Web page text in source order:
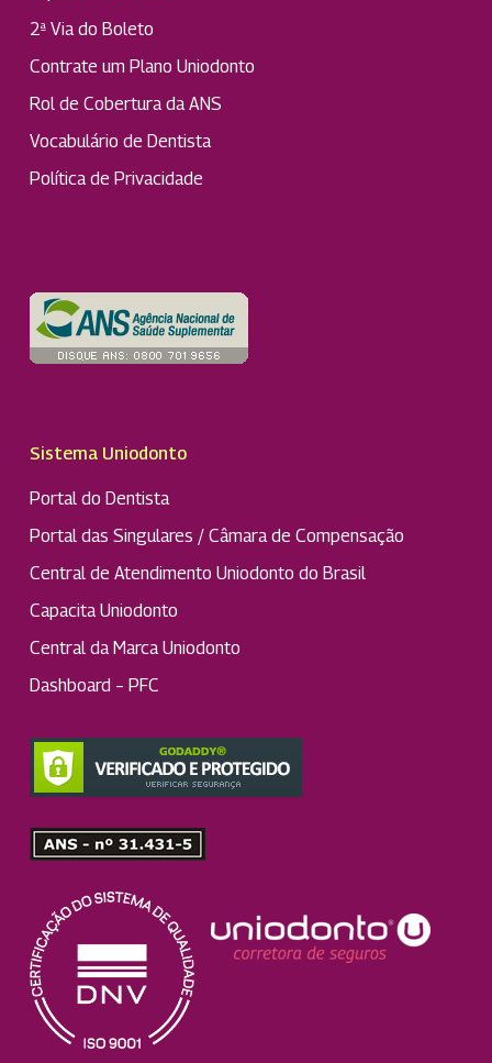
2ª Via do Boleto
Contrate um Plano Uniodonto
Rol de Cobertura da ANS
Vocabulário de Dentista
Política de Privacidade
Sistema Uniodonto
Portal do Dentista
Portal das Singulares / Câmara de Compensação
Central de Atendimento Uniodonto do Brasil
Capacita Uniodonto
Central da Marca Uniodonto
Dashboard – PFC